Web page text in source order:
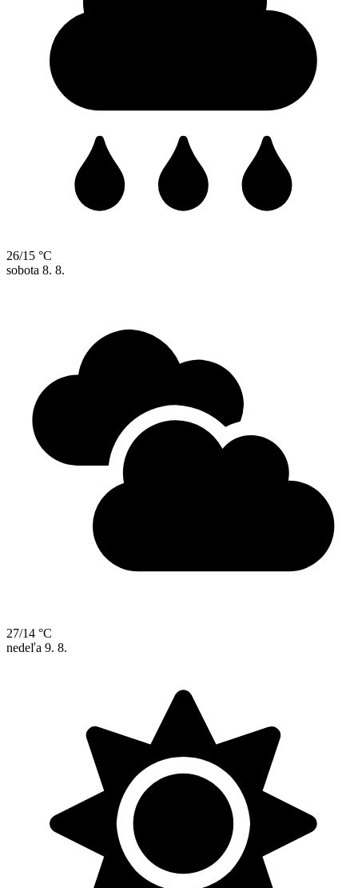
26/15 °C
sobota 8. 8.
27/14 °C
nedeľa 9. 8.